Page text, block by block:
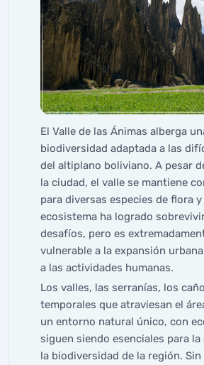
El Valle de las Ánimas alberga
biodiversidad adaptada a las
del altiplano boliviano. A pesar
la ciudad, el valle se mantiene
para diversas especies de flora
ecosistema ha logrado
desafíos, pero es
vulnerable a la expansión
a las actividades humanas.
Los valles, las serranías, los
temporales que atraviesan el
un entorno natural único, con
siguen siendo esenciales para
la biodiversidad de la región.